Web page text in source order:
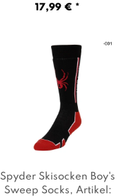
17,99 € *
Spyder Skisocken Boy's
Sweep Socks , Artikel: